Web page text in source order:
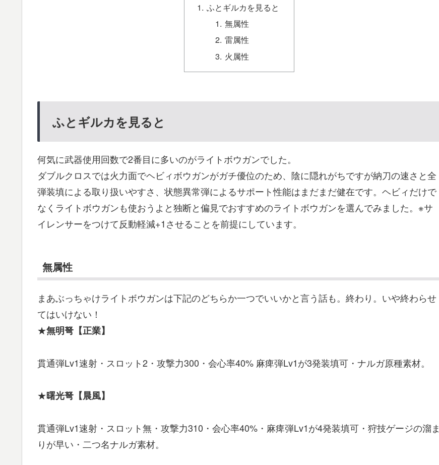
ふとギルカを見ると
無属性
雷属性
火属性
ふとギルカを見ると
何気に武器使用回数で2番目に多いのがライトボウガンでした。
ダブルクロスでは火力面でヘビィボウガンがガチ優位のため、陰に隠れがちですが納刀の速さと全
弾装填による取り扱いやすさ、状態異常弾によるサポート性能はまだまだ健在です。ヘビィだけで
なくライトボウガンも使おうよと独断と偏見でおすすめのライトボウガンを選んでみました。※サ
イレンサーをつけて反動軽減+1させることを前提にしています。
無属性
まあぶっちゃけライトボウガンは下記のどちらか一つでいいかと言う話も。終わり。いや終わらせ
てはいけない！
★無明弩【正業】
貫通弾Lv1速射・スロット2・攻撃力300・会心率40% 麻痺弾Lv1が3発装填可・ナルガ原種素材。
★曙光弩【晨風】
貫通弾Lv1速射・スロット無・攻撃力310・会心率40%・麻痺弾Lv1が4発装填可・狩技ゲージの溜ま
りが早い・二つ名ナルガ素材。